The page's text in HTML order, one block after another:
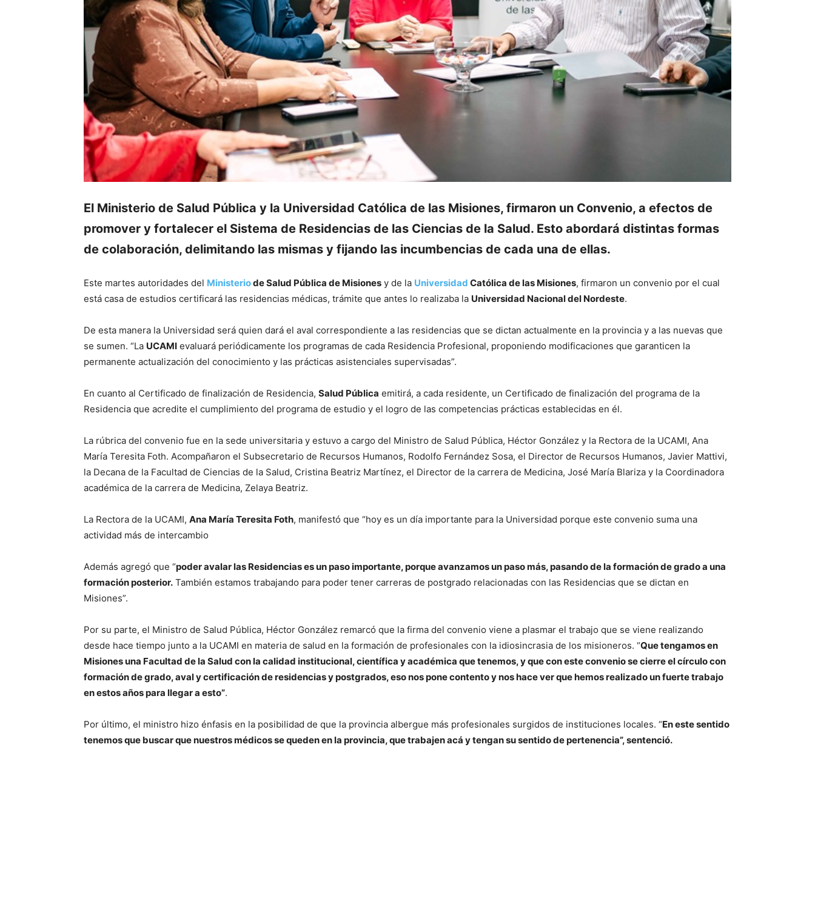
El Ministerio de Salud Pública y la Universidad Católica de las Misiones, firmaron un Convenio, a efectos de
promover y fortalecer el Sistema de Residencias de las Ciencias de la Salud. Esto abordará distintas formas
de colaboración, delimitando las mismas y fijando las incumbencias de cada una de ellas.
Este martes autoridades del Ministeriode Salud Pública de Misiones y de la Universidad Católica de las Misiones, firmaron un convenio por el cual
está casa de estudios certificará las residencias médicas, trámite que antes lo realizaba la Universidad Nacional del Nordeste.
De esta manera la Universidad será quien dará el aval correspondiente a las residencias que se dictan actualmente en la provincia y a las nuevas que
se sumen. “La UCAMI evaluará periódicamente los programas de cada Residencia Profesional, proponiendo modificaciones que garanticen la
permanente actualización del conocimiento y las prácticas asistenciales supervisadas”.
En cuanto al Certificado de finalización de Residencia, Salud Pública emitirá, a cada residente, un Certificado de finalización del programa de la
Residencia que acredite el cumplimiento del programa de estudio y el logro de las competencias prácticas establecidas en él.
La rúbrica del convenio fue en la sede universitaria y estuvo a cargo del Ministro de Salud Pública, Héctor González y la Rectora de la UCAMI, Ana
María Teresita Foth. Acompañaron el Subsecretario de Recursos Humanos, Rodolfo Fernández Sosa, el Director de Recursos Humanos, Javier Mattivi,
la Decana de la Facultad de Ciencias de la Salud, Cristina Beatriz Martínez, el Director de la carrera de Medicina, José María Blariza y la Coordinadora
académica de la carrera de Medicina, Zelaya Beatriz.
La Rectora de la UCAMI, Ana María Teresita Foth, manifestó que “hoy es un día importante para la Universidad porque este convenio suma una
actividad más de intercambio
Además agregó que “poder avalar las Residencias es un paso importante, porque avanzamos un paso más, pasando de la formación de grado a una
formación posterior. También estamos trabajando para poder tener carreras de postgrado relacionadas con las Residencias que se dictan en
Misiones”.
Por su parte, el Ministro de Salud Pública, Héctor González remarcó que la firma del convenio viene a plasmar el trabajo que se viene realizando
desde hace tiempo junto a la UCAMI en materia de salud en la formación de profesionales con la idiosincrasia de los misioneros. “Que tengamos en
Misiones una Facultad de la Salud con la calidad institucional, científica y académica que tenemos, y que con este convenio se cierre el círculo con
formación de grado, aval y certificación de residencias y postgrados, eso nos pone contento y nos hace ver que hemos realizado un fuerte trabajo
en estos años para llegar a esto”.
Por último, el ministro hizo énfasis en la posibilidad de que la provincia albergue más profesionales surgidos de instituciones locales. “En este sentido
tenemos que buscar que nuestros médicos se queden en la provincia, que trabajen acá y tengan su sentido de pertenencia”, sentenció.